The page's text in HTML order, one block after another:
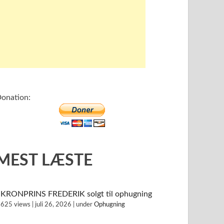
LÆSTE
KRONPRINS FREDERIK solgt til ophugning
625 views juli 26, 2026 |underOphugning